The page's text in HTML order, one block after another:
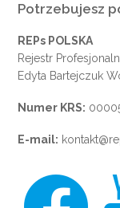
Potrzebujesz
REPs POLSKA
Rejestr
Edyta Bartejczuk
Numer KRS:
E-mail: